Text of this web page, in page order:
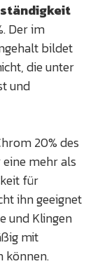
Der im
bildet
die unter
und
20% des
mehr als
für
ihn geeignet
und Klingen
mit
können.